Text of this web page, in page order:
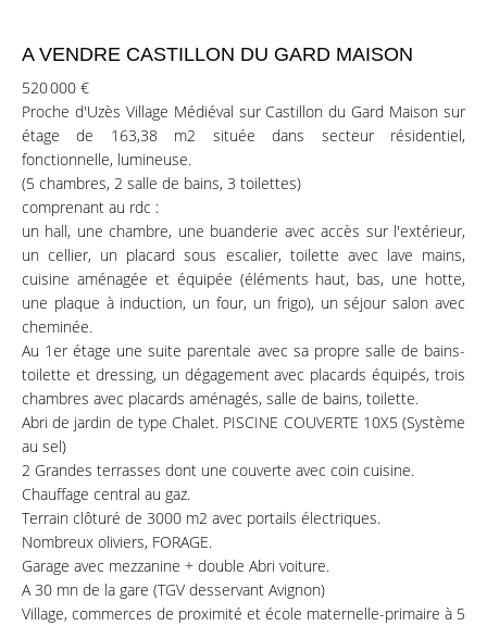
A VENDRE CASTILLON DU GARD MAISON
520 000 €
Proche d'Uzès Village Médiéval sur Castillon du Gard Maison sur
étage de 163,38 m2 située dans secteur résidentiel,
fonctionnelle, lumineuse.
(5 chambres, 2 salle de bains, 3 toilettes)
comprenant au rdc :
un hall, une chambre, une buanderie avec accès sur l'extérieur,
un cellier, un placard sous escalier, toilette avec lave mains,
cuisine aménagée et équipée (éléments haut, bas, une hotte,
une plaque à induction, un four, un frigo), un séjour salon avec
cheminée.
Au 1er étage une suite parentale avec sa propre salle de bains-
toilette et dressing, un dégagement avec placards équipés, trois
chambres avec placards aménagés, salle de bains, toilette.
Abri de jardin de type Chalet. PISCINE COUVERTE 10X5 (Système
au sel)
2 Grandes terrasses dont une couverte avec coin cuisine.
Chauffage central au gaz.
Terrain clôturé de 3000 m2 avec portails électriques.
Nombreux oliviers, FORAGE.
Garage avec mezzanine + double Abri voiture.
A 30 mn de la gare (TGV desservant Avignon)
Village, commerces de proximité et école maternelle-primaire à 5